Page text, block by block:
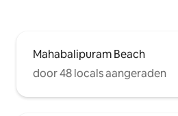
Mahabalipuram Beach
door 48 locals aangeraden